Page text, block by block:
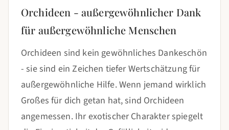
Orchideen - außergewöhnlicher Dank
für außergewöhnliche Menschen
Orchideen sind kein gewöhnliches Dankeschön
- sie sind ein Zeichen tiefer Wertschätzung für
außergewöhnliche Hilfe. Wenn jemand wirklich
Großes für dich getan hat, sind Orchideen
angemessen. Ihr exotischer Charakter spiegelt